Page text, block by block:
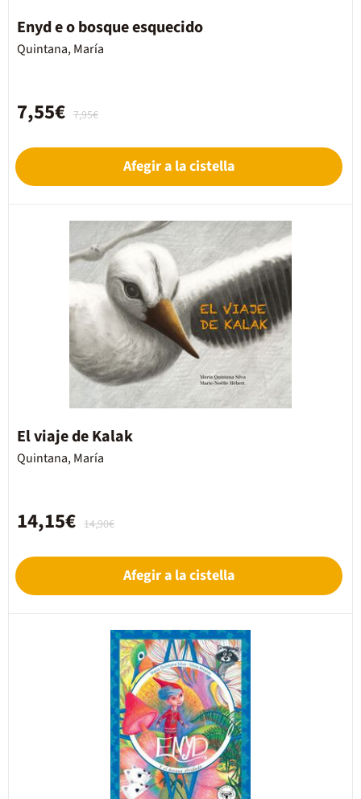
Enyd e o bosque esquecido
Quintana, María
7,95€
7,55€
Afegir a la cistella
El viaje de Kalak
Quintana, María
14,90€
14,15€
Afegir a la cistella